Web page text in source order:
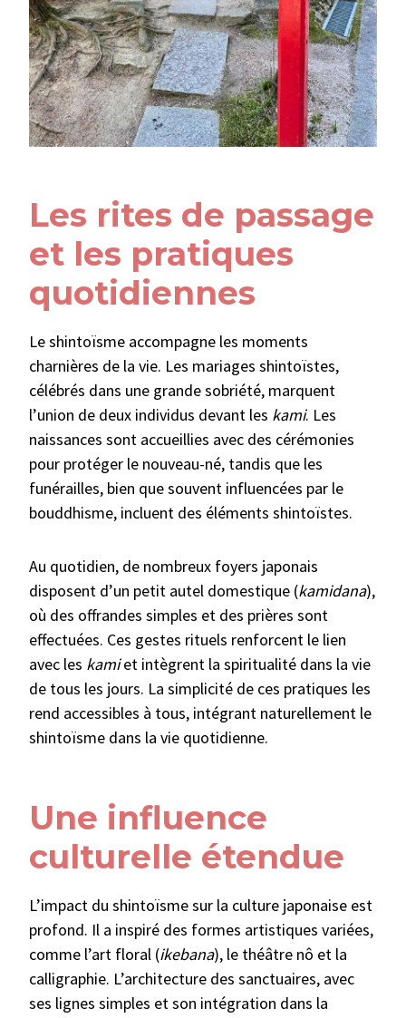
Les rites de passage
et les pratiques
quotidiennes
Le shintoïsme accompagne les moments
charnières de la vie. Les mariages shintoïstes,
célébrés dans une grande sobriété, marquent
l’union de deux individus devant les kami. Les
naissances sont accueillies avec des cérémonies
pour protéger le nouveau-né, tandis que les
funérailles, bien que souvent influencées par le
bouddhisme, incluent des éléments shintoïstes.
Au quotidien, de nombreux foyers japonais
disposent d’un petit autel domestique (kamidana),
où des offrandes simples et des prières sont
effectuées. Ces gestes rituels renforcent le lien
avec les kamiet intègrent la spiritualité dans la vie
de tous les jours. La simplicité de ces pratiques les
rend accessibles à tous, intégrant naturellement le
shintoïsme dans la vie quotidienne.
Une influence
culturelle étendue
L’impact du shintoïsme sur la culture japonaise est
profond. Il a inspiré des formes artistiques variées,
comme l’art floral (ikebana), le théâtre nô et la
calligraphie. L’architecture des sanctuaires, avec
ses lignes simples et son intégration dans la